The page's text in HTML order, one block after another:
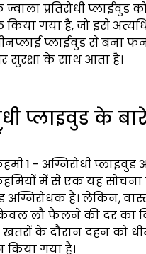
ज्वाला प्रतिरोधी
गया है, जो इसे
प्लाईवुड से बना
सुरक्षा के साथ आता है।
प्लाइवुड के
1 - अग्निरोधी
में से एक यह सोचना
अग्निरोधक है। लेकिन,
लौ फैलने की दर का
के दौरान दहन को
किया गया है।